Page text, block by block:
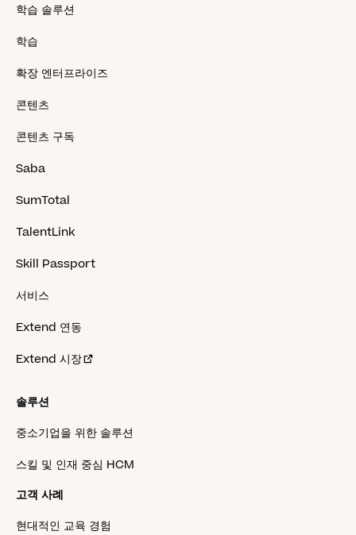
학습 솔루션
학습
확장 엔터프라이즈
콘텐츠
콘텐츠 구독
Saba
SumTotal
TalentLink
Skill Passport
서비스
Extend 연동
Extend 시장
솔루션
중소기업을 위한 솔루션
스킬 및 인재 중심 HCM
고객 사례
현대적인 교육 경험